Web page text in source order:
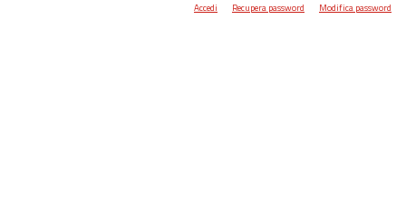
Accedi Recupera password Modifica password